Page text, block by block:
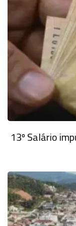
13º Salário